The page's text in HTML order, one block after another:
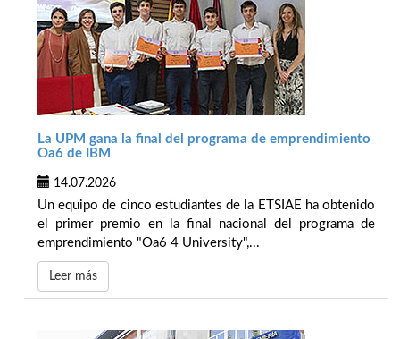
La UPM gana la final del programa de emprendimiento
Oa6 de IBM
14.07.2026
Un equipo de cinco estudiantes de la ETSIAE ha obtenido
el primer premio en la final nacional del programa de
emprendimiento "Oa6 4 University",...
Leer más